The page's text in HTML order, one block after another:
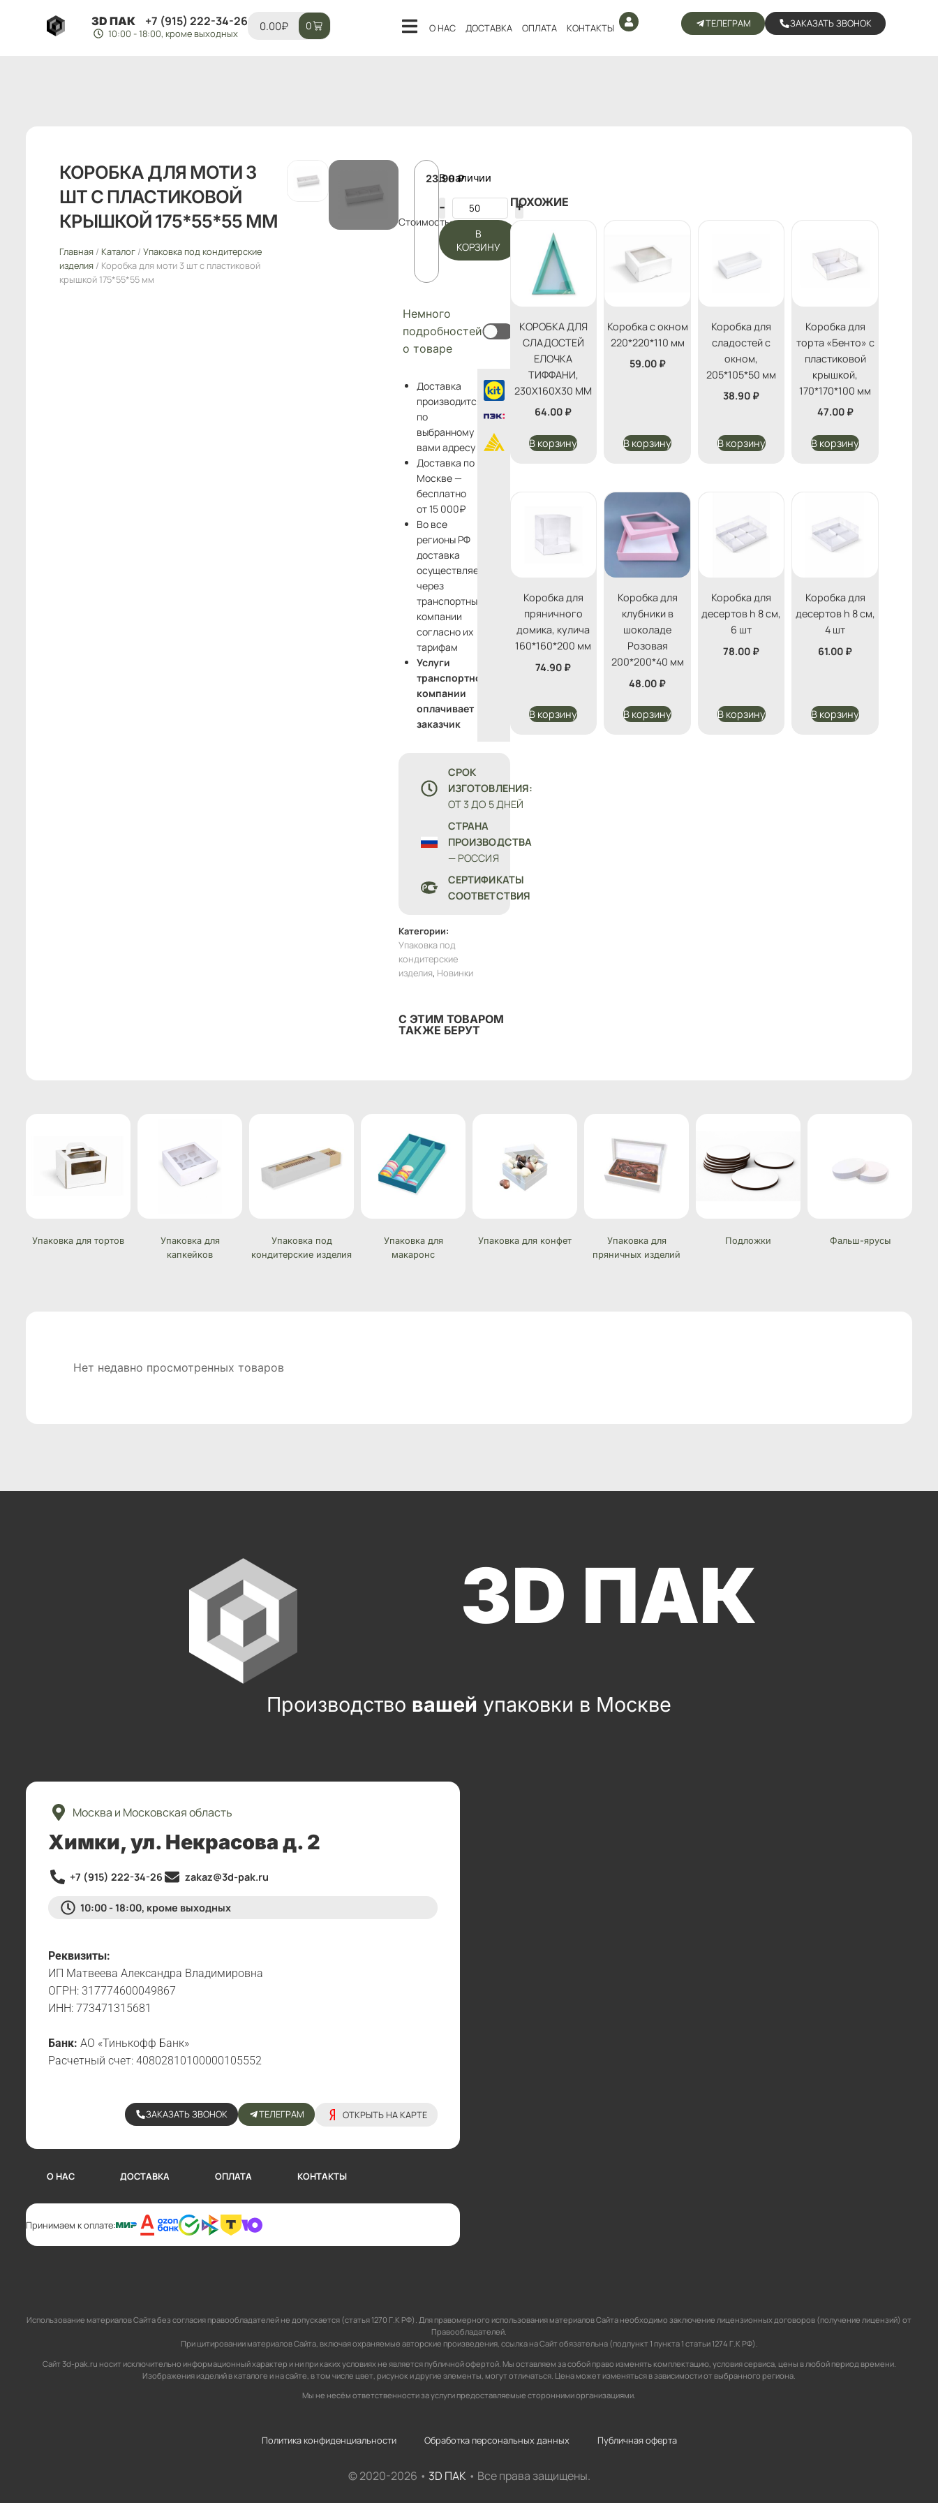
3D ПАК +7 (915) 222-34-26
10:00 - 18:00, кроме выходных
0.00₽ 0 ТЕЛЕГРАМ ЗАКАЗАТЬ ЗВОНОК
О НАС ДОСТАВКА ОПЛАТА КОНТАКТЫ
КОРОБКА ДЛЯ МОТИ 3
ШТ С ПЛАСТИКОВОЙ
КРЫШКОЙ 175*55*55 ММ
Главная / Каталог / Упаковка под кондитерские
изделия / Коробка для моти 3 шт с пластиковой
крышкой 175*55*55 мм
Стоимость:
23.90₽
В наличии
В
КОРЗИНУ
Немного
подробностей
о товаре
Доставка
производится
по
выбранному
вами адресу
Доставка по
Москве —
бесплатно
от 15 000₽
Во все
регионы РФ
доставка
осуществляется
через
транспортные
компании
согласно их
тарифам
Услуги
транспортной
компании
оплачивает
заказчик
СРОК
ИЗГОТОВЛЕНИЯ:
ОТ 3 ДО 5 ДНЕЙ
СТРАНА
ПРОИЗВОДСТВА
— РОССИЯ
СЕРТИФИКАТЫ
СООТВЕТСТВИЯ
Категории:
Упаковка под
кондитерские
изделия, Новинки
С ЭТИМ ТОВАРОМ
ТАКЖЕ БЕРУТ
ПОХОЖИЕ
КОРОБКА ДЛЯ
СЛАДОСТЕЙ
ЕЛОЧКА
ТИФФАНИ,
230Х160Х30 ММ
64.00 ₽
В корзину
Коробка с окном
220*220*110 мм
59.00 ₽
В корзину
Коробка для
сладостей с
окном,
205*105*50 мм
38.90 ₽
В корзину
Коробка для
торта «Бенто» с
пластиковой
крышкой,
170*170*100 мм
47.00 ₽
В корзину
Коробка для
пряничного
домика, кулича
160*160*200 мм
74.90 ₽
В корзину
Коробка для
клубники в
шоколаде
Розовая
200*200*40 мм
48.00 ₽
В корзину
Коробка для
десертов h 8 см,
6 шт
78.00 ₽
В корзину
Коробка для
десертов h 8 см,
4 шт
61.00 ₽
В корзину
Упаковка для тортов
Упаковка для
капкейков
Упаковка под
кондитерские изделия
Упаковка для
макаронс
Упаковка для конфет
Упаковка для
пряничных изделий
Подложки Фальш-ярусы
Нет недавно просмотренных товаров
3D ПАК
Производство вашей упаковки в Москве
Москва и Московская область
Химки, ул. Некрасова д. 2
+7 (915) 222-34-26 zakaz@3d-pak.ru
10:00 - 18:00, кроме выходных
Реквизиты:
ИП Матвеева Александра Владимировна
ОГРН: 317774600049867
ИНН: 773471315681
Банк: АО «Тинькофф Банк»
Расчетный счет: 40802810100000105552
ОТКРЫТЬ НА КАРТЕ
ТЕЛЕГРАМ
ЗАКАЗАТЬ ЗВОНОК
О НАС ДОСТАВКА ОПЛАТА КОНТАКТЫ
Принимаем к оплате:
Использование материалов Сайта без согласия правообладателей не допускается (статья 1270 Г.К РФ). Для правомерного использования материалов Сайта необходимо заключение лицензионных договоров (получение лицензий) от
Правообладателей.
При цитировании материалов Сайта, включая охраняемые авторские произведения, ссылка на Сайт обязательна (подпункт 1 пункта 1 статьи 1274 Г.К РФ).
Сайт 3d-pak.ru носит исключительно информационный характер и ни при каких условиях не является публичной офертой. Мы оставляем за собой право изменять комплектацию, условия сервиса, цены в любой период времени.
Изображения изделий в каталоге и на сайте, в том числе цвет, рисунок и другие элементы, могут отличаться. Цена может изменяться в зависимости от выбранного региона.
Мы не несём ответственности за услуги предоставляемые сторонними организациями.
Политика конфиденциальности Обработка персональных данных Публичная оферта
© 2020-2026 • 3D ПАК• Все права защищены.